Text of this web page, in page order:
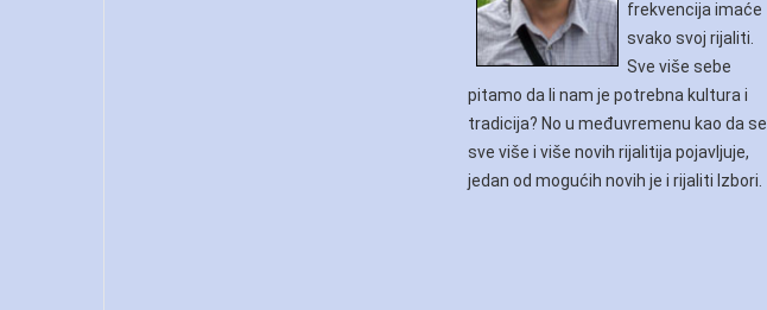
frekvencija imaće
svako svoj rijaliti.
Sve više sebe
pitamo da li nam je potrebna kultura i
tradicija? No u međuvremenu kao da se
sve više i više novih rijalitija pojavljuje,
jedan od mogućih novih je i rijaliti Izbori.